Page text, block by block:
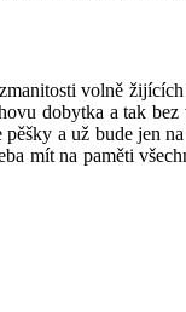
volně
dobytka a tak
a už bude jen
mít na paměti